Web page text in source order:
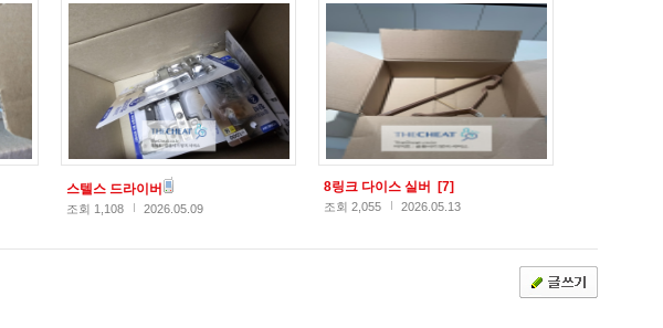
스텔스 드라이버
조회 1,108 2026.05.09
8링크 다이스 실버 [7]
조회 2,055 2026.05.13